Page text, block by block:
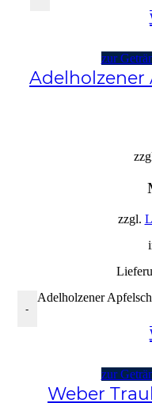
zur
Adelholzener
zzgl.
-
Adelholzener
zur
Weber